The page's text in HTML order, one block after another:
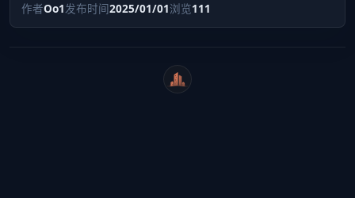
作者Oo1发布时间2025/01/01浏览111
WeiCity